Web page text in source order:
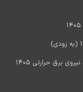
آخرین اخبار استخدام شرکت مادر تخصصی تولید نیروی برق حرارتی 1405